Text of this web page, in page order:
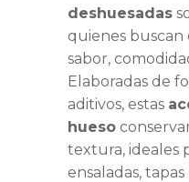
deshuesadas
quienes
sabor,
Elaboradas de
aditivos, estas
hueso
textura, ideales
ensaladas,